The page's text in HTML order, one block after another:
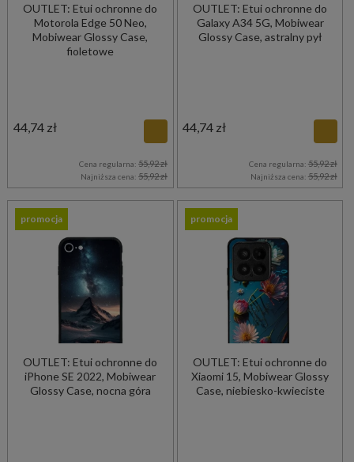
OUTLET: Etui ochronne do
Motorola Edge 50 Neo,
Mobiwear Glossy Case,
fioletowe
44,74 zł
Cena regularna:55,92 zł
Najniższa cena:55,92 zł
OUTLET: Etui ochronne do
Galaxy A34 5G, Mobiwear
Glossy Case, astralny pył
44,74 zł
Cena regularna: 55,92 zł
Najniższa cena: 55,92 zł
OUTLET: Etui ochronne do
iPhone SE 2022, Mobiwear
Glossy Case, nocna góra
promocja
OUTLET: Etui ochronne do
Xiaomi 15, Mobiwear Glossy
Case, niebiesko-kwieciste
promocja